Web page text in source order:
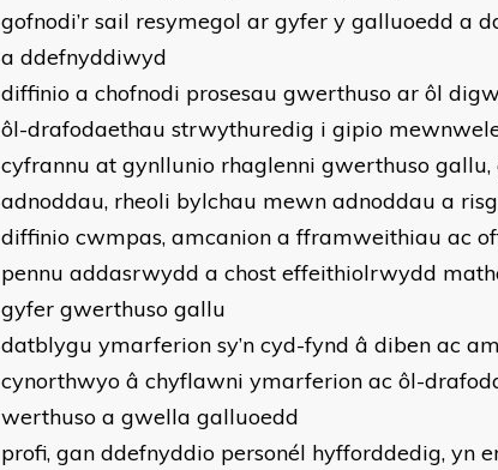
gofnodi’r sail resymegol ar gyfer y galluoedd a
a ddefnyddiwyd
diffinio a chofnodi prosesau gwerthuso ar ôl
ôl-drafodaethau strwythuredig i gipio
cyfrannu at gynllunio rhaglenni gwerthuso
adnoddau, rheoli bylchau mewn adnoddau a
diffinio cwmpas, amcanion a fframweithiau ac
pennu addasrwydd a chost effeithiolrwydd
gyfer gwerthuso gallu
datblygu ymarferion sy’n cyd-fynd â diben ac
cynorthwyo â chyflawni ymarferion ac ôl-
werthuso a gwella galluoedd
profi, gan ddefnyddio personél hyfforddedig, yn